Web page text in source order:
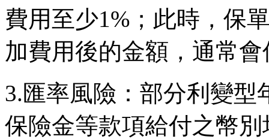
費用至少1%；此時，保
加費用後的金額，通常
3.匯率風險：部分利變
保險金等款項給付之幣